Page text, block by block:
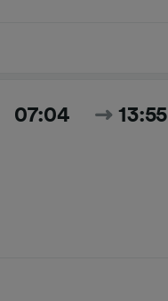
07:04 13:55